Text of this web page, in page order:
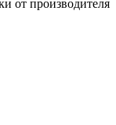
производителя